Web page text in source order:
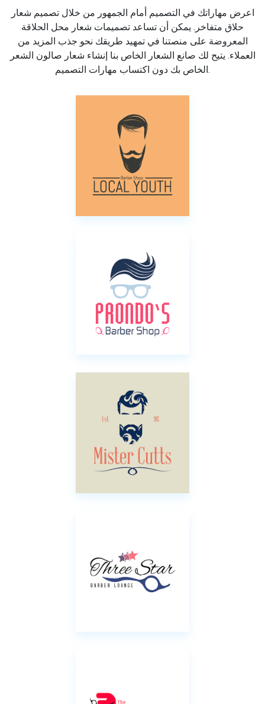
اعرض مهاراتك في التصميم أمام الجمهور من خلال تصميم شعار
حلاق متفاخر. يمكن أن تساعد تصميمات شعار محل الحلاقة
المعروضة على منصتنا في تمهيد طريقك نحو جذب المزيد من
العملاء. يتيح لك صانع الشعار الخاص بنا إنشاء شعار صالون الشعر
الخاص بك دون اكتساب مهارات التصميم.